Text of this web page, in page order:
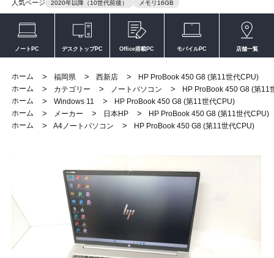
人気ページ 2020年以降（10世代前後） メモリ16GB
ノートPC デスクトップPC Office搭載PC モバイルPC 店舗一覧
ホーム > 福岡県 > 西新店 >
HP ProBook 450 G8 (第11世代CPU)
ホーム
> カテゴリー > ノートパソコン >
HP ProBook 450 G8 (第11
ホーム
> Windows 11 >
HP ProBook 450 G8 (第11世代CPU)
ホーム
> メーカー > 日本HP >
HP ProBook 450 G8 (第11世代CPU)
ホーム
> A4ノートパソコン > HP ProBook 450 G8 (第11世代CPU)